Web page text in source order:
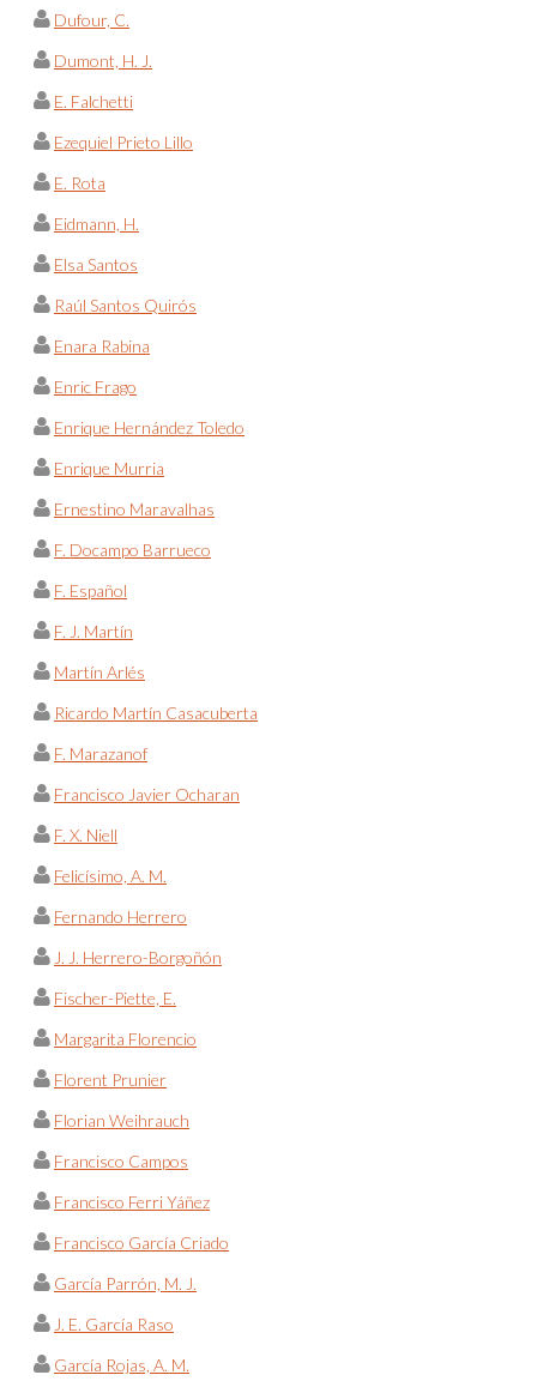
Dufour, C.
Dumont, H. J.
E. Falchetti
Ezequiel Prieto Lillo
E. Rota
Eidmann, H.
Elsa Santos
Raúl Santos Quirós
Enara Rabina
Enric Frago
Enrique Hernández Toledo
Enrique Murria
Ernestino Maravalhas
F. Docampo Barrueco
F. Español
F. J. Martín
Martín Arlés
Ricardo Martín Casacuberta
F. Marazanof
Francisco Javier Ocharan
F. X. Niell
Felicísimo, A. M.
Fernando Herrero
J. J. Herrero-Borgoñón
Fischer-Piette, E.
Margarita Florencio
Florent Prunier
Florian Weihrauch
Francisco Campos
Francisco Ferri Yáñez
Francisco García Criado
García Parrón, M. J.
J. E. García Raso
García Rojas, A. M.